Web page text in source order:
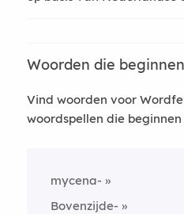
Woorden die
Vind woorden voor
woordspellen die
mycena-
Bovenzijde-